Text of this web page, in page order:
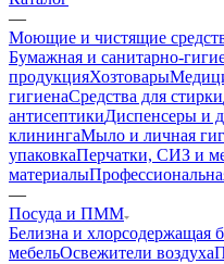
—
Моющие и чистящие
Бумажная и санитарно-
продукцияХозтовары
гигиенаСредства для стирки
антисептикиДиспенсеры и
клинингаМыло и личная
упаковкаПерчатки, СИЗ и
материалы
—
Посуда и ПММ
Белизна и хлорсодержащая
мебельОсвежители воздуха